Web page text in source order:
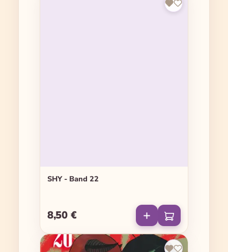
SHY - Band 22
Regulärer Preis:
8,50 €